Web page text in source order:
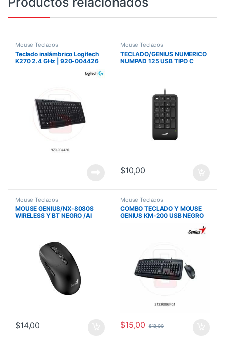
Mouse Teclados
Teclado inalámbrico Logitech
K270 2.4 GHz | 920-004426
Mouse Teclados
TECLADO/GENIUS NUMERICO
NUMPAD 125 USB TIPO C
$10,00
Mouse Teclados
MOUSE GENIUS/NX-8080S
WIRELESS Y BT NEGRO /AI
$14,00
Mouse Teclados
COMBO TECLADO Y MOUSE
GENIUS KM-200 USB NEGRO
$15,00 $18,00